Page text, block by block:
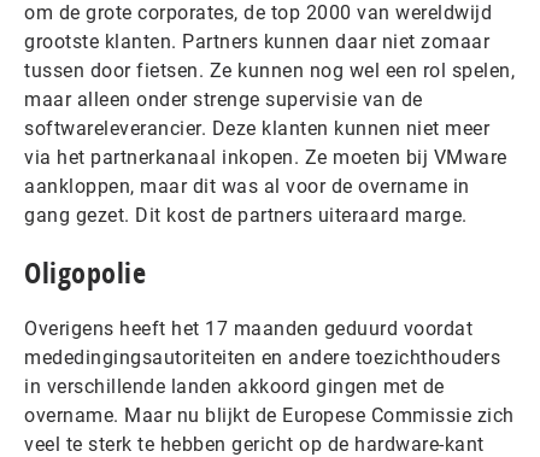
om de grote corporates, de top 2000 van wereldwijd
grootste klanten. Partners kunnen daar niet zomaar
tussen door fietsen. Ze kunnen nog wel een rol spelen,
maar alleen onder strenge supervisie van de
softwareleverancier. Deze klanten kunnen niet meer
via het partnerkanaal inkopen. Ze moeten bij VMware
aankloppen, maar dit was al voor de overname in
gang gezet. Dit kost de partners uiteraard marge.
Oligopolie
Overigens heeft het 17 maanden geduurd voordat
mededingingsautoriteiten en andere toezichthouders
in verschillende landen akkoord gingen met de
overname. Maar nu blijkt de Europese Commissie zich
veel te sterk te hebben gericht op de hardware-kant